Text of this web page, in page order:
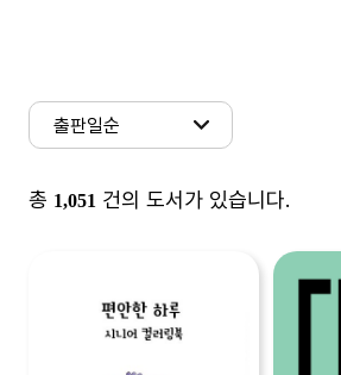
총 1,051 건의 도서가 있습니다.